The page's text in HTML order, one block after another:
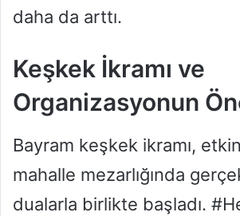
daha da arttı.
Keşkek İkramı ve
Organizasyonun
Bayram keşkek ikramı,
mahalle mezarlığında
dualarla birlikte başladı.